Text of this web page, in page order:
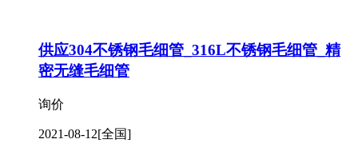
供应304不锈钢毛细管_316L不锈钢毛细管_精
密无缝毛细管
询价
2021-08-12[全国]